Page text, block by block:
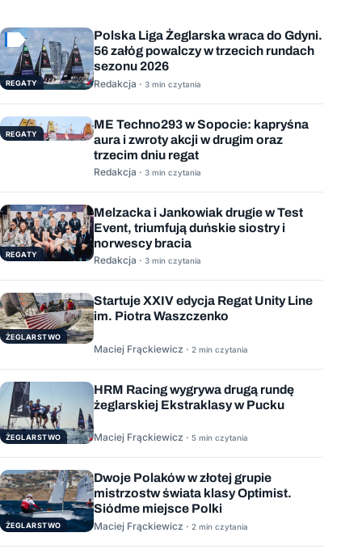
REGATY
Polska Liga Żeglarska wraca do Gdyni.
56 załóg powalczy w trzecich rundach
sezonu 2026
Redakcja · 3 min czytania
REGATY
ME Techno293 w Sopocie: kapryśna
aura i zwroty akcji w drugim oraz
trzecim dniu regat
Redakcja · 3 min czytania
REGATY
Melzacka i Jankowiak drugie w Test
Event, triumfują duńskie siostry i
norwescy bracia
Redakcja · 3 min czytania
ŻEGLARSTWO
Startuje XXIV edycja Regat Unity Line
im. Piotra Waszczenko
Maciej Frąckiewicz · 2 min czytania
ŻEGLARSTWO
HRM Racing wygrywa drugą rundę
żeglarskiej Ekstraklasy w Pucku
Maciej Frąckiewicz · 5 min czytania
ŻEGLARSTWO
Dwoje Polaków w złotej grupie
mistrzostw świata klasy Optimist.
Siódme miejsce Polki
Maciej Frąckiewicz · 2 min czytania